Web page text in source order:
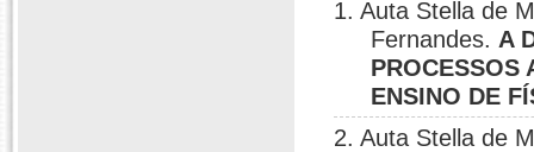
1. Auta Stella de
Fernandes. A
PROCESSOS
ENSINO DE
2. Auta Stella de